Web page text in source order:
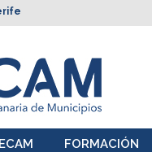
FORMACIÓN